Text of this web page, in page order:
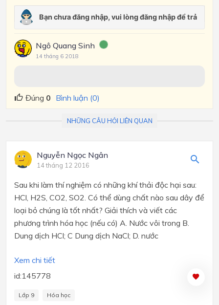
Ngô Quang Sinh
14 tháng 6 2018
Đúng 0 Bình luận (0)
NHỮNG CÂU HỎI LIÊN QUAN
Nguyễn Ngọc Ngân
14 tháng 12 2016
Sau khi làm thí nghiệm có những khí thải độc hại sau:
HCl, H2S, CO2, SO2. Có thể dùng chất nào sau dây để
loại bỏ chúng là tốt nhất? Giải thích và viết các
phương trình hóa học (nếu có) A. Nước vôi trong B.
Dung dịch HCl; C Dung dịch NaCl; D. nước
Xem chi tiết
id:145778
Lớp 9 Hóa học